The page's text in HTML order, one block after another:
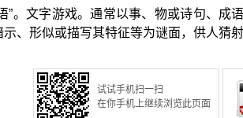
”。文字游戏。通常以事、物或诗句、成
示、形似或描写其特征等为谜面，供人猜
试试手机扫一扫
在你手机上继续浏览此页面